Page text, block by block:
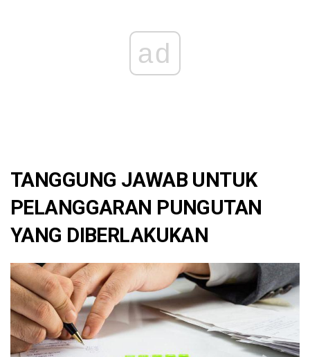
ad
TANGGUNG JAWAB UNTUK
PELANGGARAN PUNGUTAN
YANG DIBERLAKUKAN